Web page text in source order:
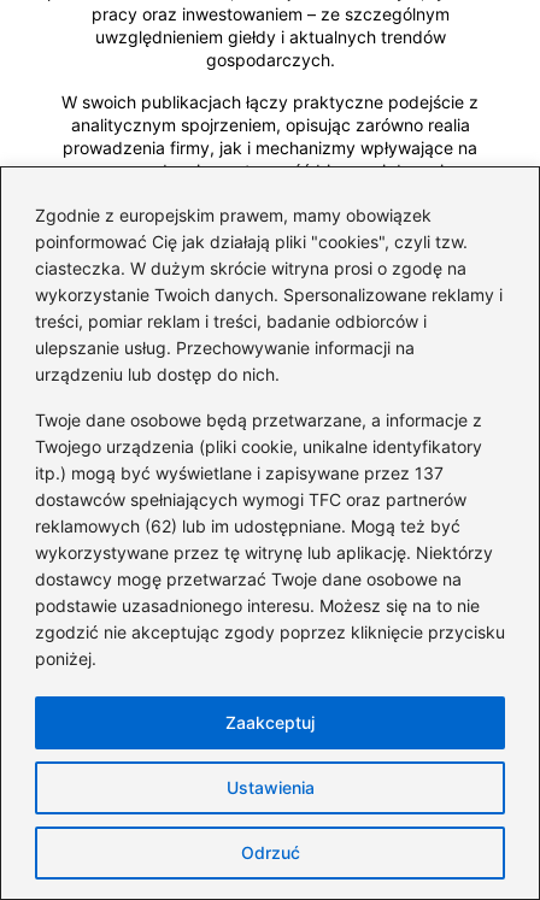
Zgodnie z europejskim prawem, mamy obowiązek
poinformować Cię jak działają pliki "cookies", czyli tzw.
ciasteczka. W dużym skrócie witryna prosi o zgodę na
wykorzystanie Twoich danych. Spersonalizowane reklamy i
treści, pomiar reklam i treści, badanie odbiorców i
ulepszanie usług. Przechowywanie informacji na
urządzeniu lub dostęp do nich.
Twoje dane osobowe będą przetwarzane, a informacje z
Twojego urządzenia (pliki cookie, unikalne identyfikatory
itp.) mogą być wyświetlane i zapisywane przez 137
dostawców spełniających wymogi TFC oraz partnerów
reklamowych (62) lub im udostępniane. Mogą też być
wykorzystywane przez tę witrynę lub aplikację. Niektórzy
dostawcy mogę przetwarzać Twoje dane osobowe na
podstawie uzasadnionego interesu. Możesz się na to nie
zgodzić nie akceptując zgody poprzez kliknięcie przycisku
poniżej.
Ustawienia
Odrzuć
Zaakceptuj
pracy oraz inwestowaniem – ze szczególnym
uwzględnieniem giełdy i aktualnych trendów
gospodarczych.
W swoich publikacjach łączy praktyczne podejście z
analitycznym spojrzeniem, opisując zarówno realia
prowadzenia firmy, jak i mechanizmy wpływające na
wynagrodzenia, rentowność biznesu i decyzje
przykładach z rynku oraz rozwiązaniach, które pomagają
podejmować bardziej świadome decyzje finansowe.
←
Ile można zarobić na 1 ha lasu? Odkryj zaskakujące
fakty i nieoczywiste możliwości
→
Odkryj, jak znaleźć adres portfela na Binance i
Dodaj komentarz
Twój adres email nie zostanie opublikowany.
Wymagane pola są oznaczone*
Komentarz*